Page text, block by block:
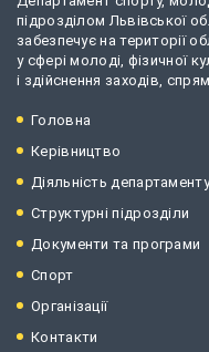
підрозділом Львівської
забезпечує на території
у сфері молоді, фізичної
і здійснення заходів,
Головна
Керівництво
Діяльність департаменту
Структурні підрозділи
Документи та програми
Спорт
Організації
Контакти